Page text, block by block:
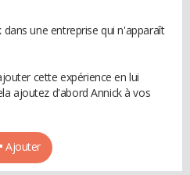
une entreprise qui n'apparaît
cette expérience en lui
ajoutez d'abord Annick à vos
Ajouter